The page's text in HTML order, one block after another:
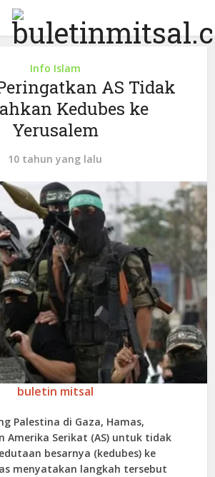
Info Islam
AS Tidak
Kedubes ke
Yerusalem
10 tahun yang lalu
buletin mitsal
Palestina di Gaza, Hamas,
Amerika Serikat (AS) untuk tidak
besarnya (kedubes) ke
menyatakan langkah tersebut